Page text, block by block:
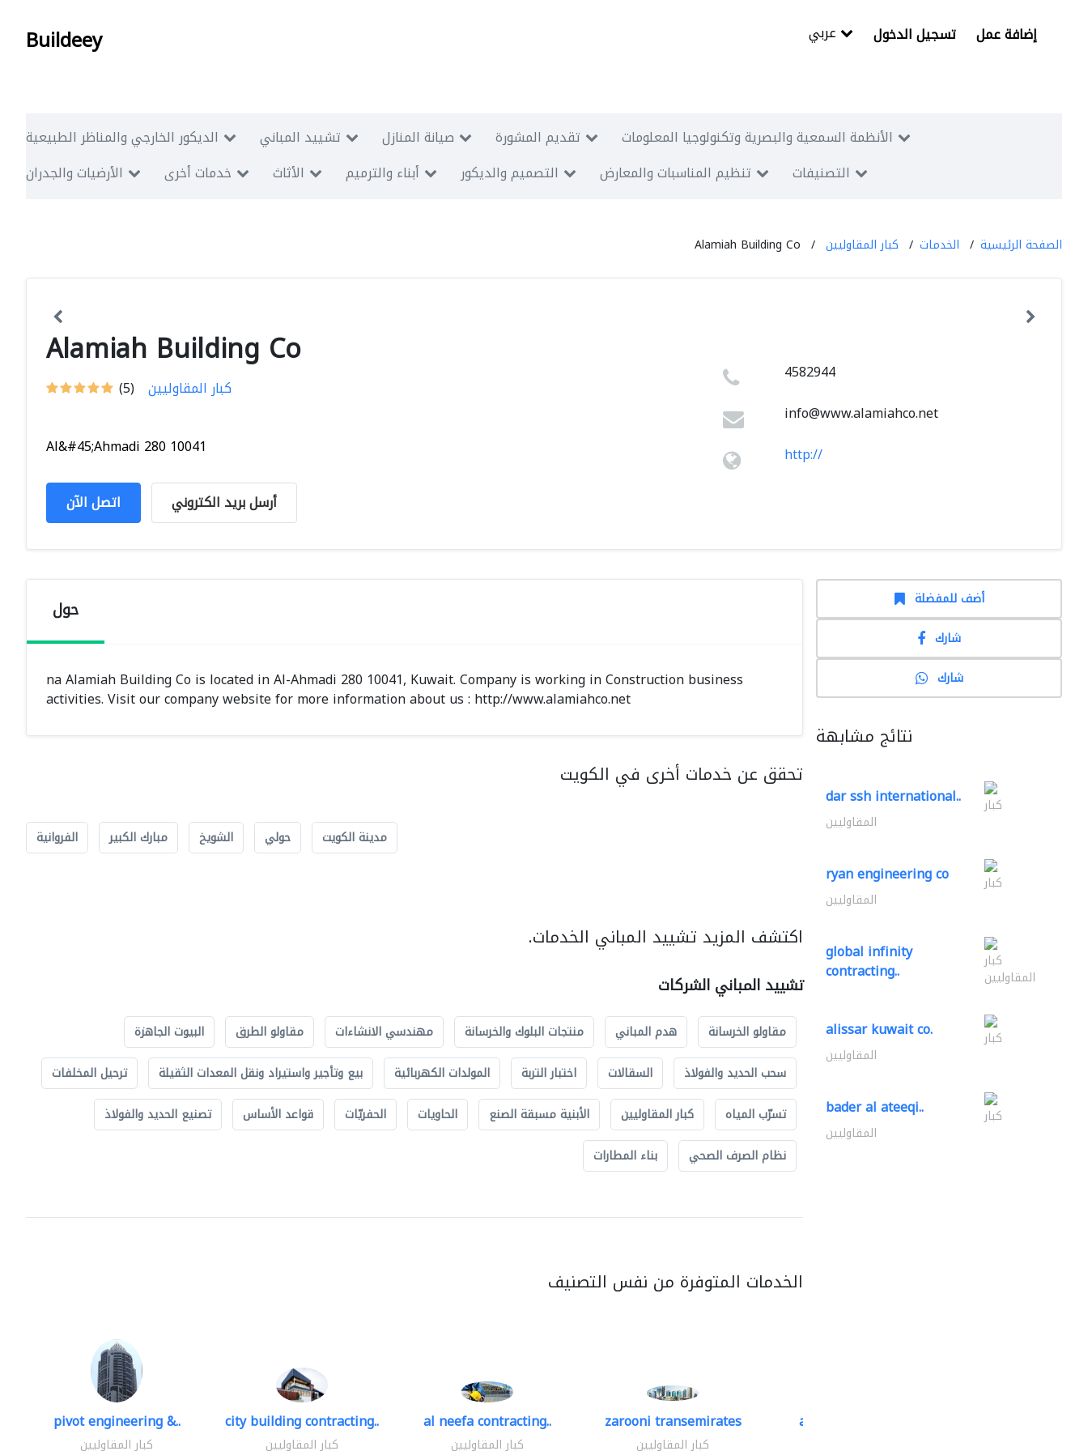
Buildeey تسجيل الدخول إضافة عمل
الديكور الخارجي والمناظر الطبيعية تشييد المباني صيانة المنازل تقديم المشورة
الأنظمة السمعية والبصرية وتكنولوجيا المعلومات
الأرضيات والجدران
خدمات أخرى الأثاث أبناء والترميم التصميم والديكور تنظيم المناسبات والمعارض التصنيفات
الصفحة الرئيسية الخدمات كبار المقاوليين Alamiah Building Co
Alamiah Building Co
(5) كبار المقاوليين
Al&#45;Ahmadi 280 10041
اتصل الآن أرسل بريد الكتروني
4582944
info@www.alamiahco.net
http://
حول
na Alamiah Building Co is located in Al-Ahmadi 280 10041, Kuwait. Company is working in Construction business
activities. Visit our company website for more information about us : http://www.alamiahco.net
تحقق عن خدمات أخرى في الكويت
مدينة الكويت حولي الشويخ مبارك الكبير الفروانية
اكتشف المزيد تشييد المباني الخدمات.
تشييد المباني الشركات
مقاولو الخرسانة هدم المباني منتجات البلوك والخرسانة مهندسي الانشاءات مقاولو الطرق
البيوت الجاهزة
سحب الحديد والفولاذ
السقالات اختبار التربة المولدات الكهربائية بيع وتأجير واستيراد ونقل المعدات الثقيلة
ترحيل المخلفات
تسرّب المياه
كبار المقاوليين الأبنية مسبقة الصنع الحاويات الحفريّات قواعد الأساس
تصنيع الحديد والفولاذ
نظام الصرف الصحي
بناء المطارات
الخدمات المتوفرة من نفس التصنيف
pivot engineering &..
كبار المقاوليين
city building contracting..
كبار المقاوليين
al neefa contracting..
كبار المقاوليين
zarooni transemirates
كبار المقاوليين
accurate bldh cont..
أضف للمفضلة
شارك
شارك
نتائج مشابهة
dar ssh international.. كبار
المقاوليين
ryan engineering co كبار
المقاوليين
global infinity
contracting.. كبار
المقاوليين
alissar kuwait co. كبار
المقاوليين
bader al ateeqi.. كبار
المقاوليين